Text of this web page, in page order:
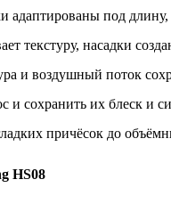
под длину,
текстуру, насадки
и воздушный поток
и сохранить их блеск и
причёсок до
HS08